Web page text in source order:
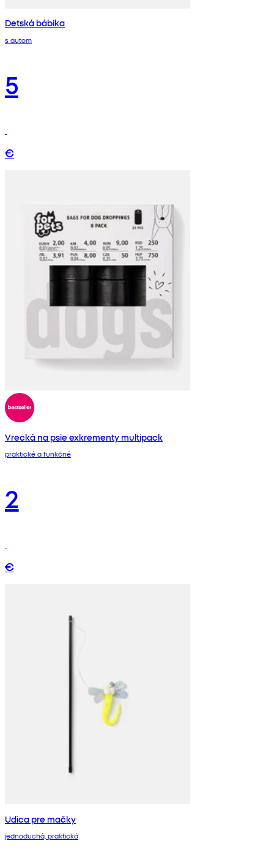
Detská bábika
s autom
5
€
Vrecká na psie exkrementy multipack
praktické a funkčné
2
€
Udica pre mačky
jednoduchá, praktická